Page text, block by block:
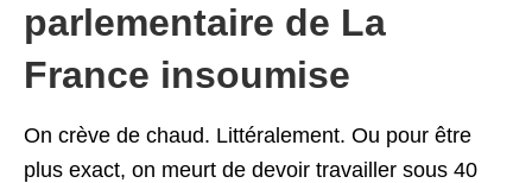
parlementaire de La
France insoumise
On crève de chaud. Littéralement. Ou pour être
plus exact, on meurt de devoir travailler sous 40